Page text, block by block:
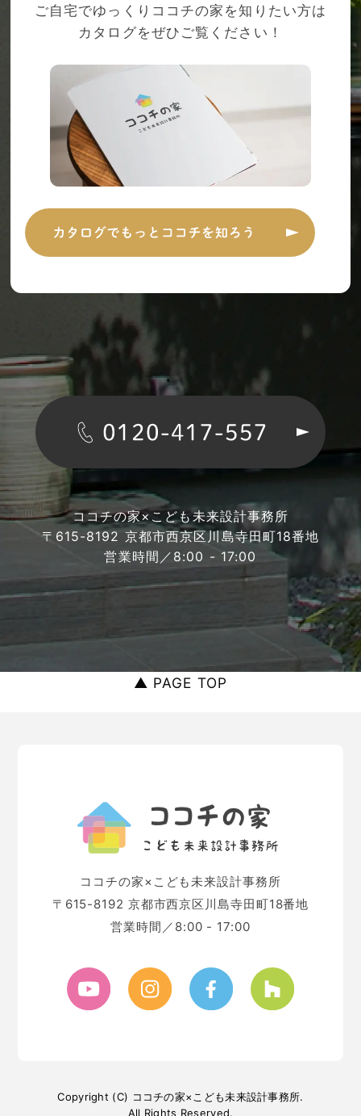
ご自宅でゆっくりココチの家を知りたい方は
カタログをぜひご覧ください！
ココチの家×こども未来設計事務所
〒615-8192 京都市西京区川島寺田町18番地
営業時間／8:00 - 17:00
▲ PAGE TOP
ココチの家×こども未来設計事務所
〒615-8192 京都市西京区川島寺田町18番地
営業時間／8:00 - 17:00
Copyright (C) ココチの家×こども未来設計事務所.
All Rights Reserved.